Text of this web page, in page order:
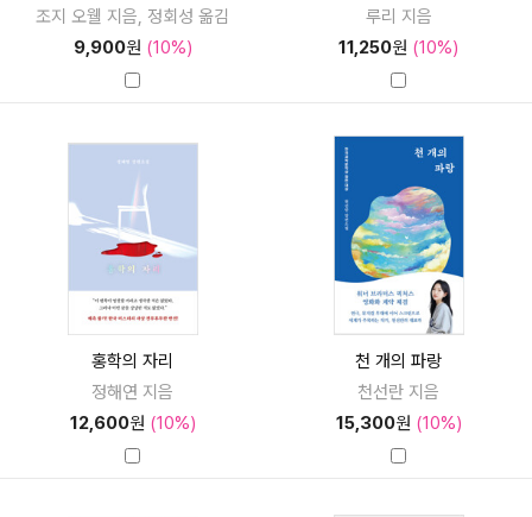
조지 오웰 지음, 정회성 옮김
9,900원 (10%)
루리 지음
11,250원 (10%)
홍학의 자리
정해연 지음
12,600원 (10%)
천 개의 파랑
천선란 지음
15,300원 (10%)